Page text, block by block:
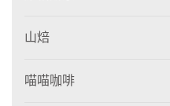
山焙
喵喵咖啡